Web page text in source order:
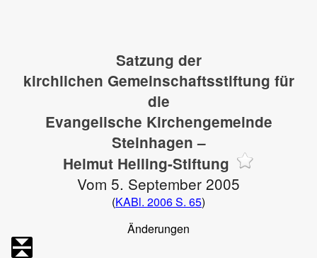
Satzung der
kirchlichen Gemeinschaftsstiftung für
die
Evangelische Kirchengemeinde
Steinhagen –
Helmut Helling-Stiftung
Vom 5. September 2005
(KABl. 2006 S. 65)
Änderungen